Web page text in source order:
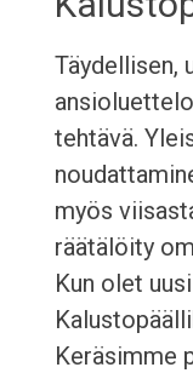
Täydellisen,
tehtävä.
myös
räätälöity
Kun olet
Keräsimme